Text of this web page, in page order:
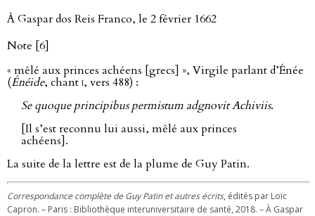
À Gaspar dos Reis Franco, le 2 février 1662
Note [6]
« mêlé aux princes achéens [grecs] », Virgile parlant d’Énée
(Énéide, chanti, vers 488) :
Se quoque principibus permistum adgnovit Achiviis.
[Il s’est reconnu lui aussi, mêlé aux princes
achéens].
La suite de la lettre est de la plume de Guy Patin.
Correspondance complète de Guy Patin et autres écrits, édités par Loïc
Capron. – Paris : Bibliothèque interuniversitaire de santé, 2018. – À Gaspar